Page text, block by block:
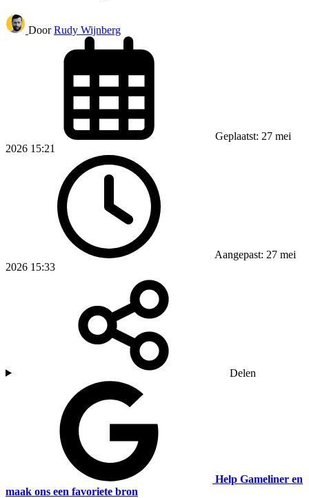
Door Rudy Wijnberg
Geplaatst: 27 mei
2026 15:21
Aangepast: 27 mei
2026 15:33
Delen
Help Gameliner en
maak ons een favoriete bron